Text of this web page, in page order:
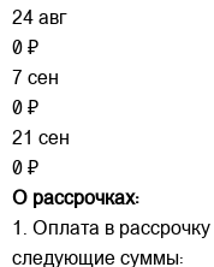
24 авг
0 ₽
7 сен
0 ₽
21 сен
0 ₽
О рассрочках:
1. Оплата в
следующие суммы: